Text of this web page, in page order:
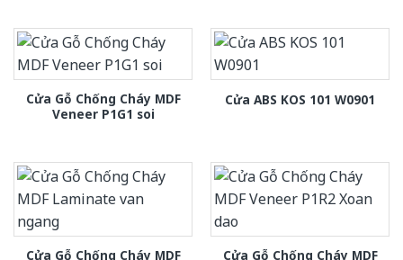
Cửa Gỗ Chống Cháy MDF
Veneer P1G1 soi
Cửa ABS KOS 101 W0901
Cửa Gỗ Chống Cháy MDF
Cửa Gỗ Chống Cháy MDF